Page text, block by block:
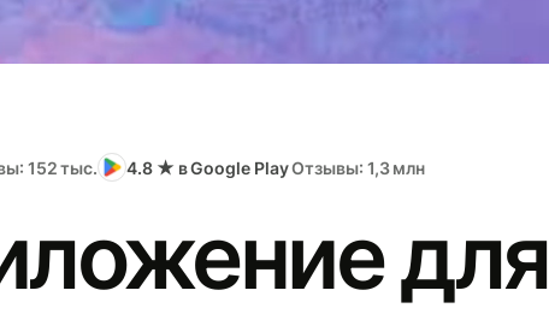
152 тыс. 4.8 ★ в Google PlayОтзывы: 1,3 млн
для